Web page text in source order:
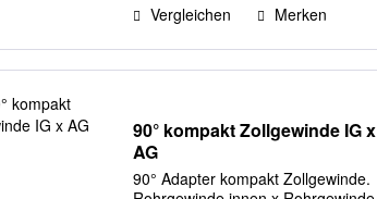
Vergleichen Merken
90° kompakt Zollgewinde IG x
AG
90° Adapter kompakt Zollgewinde.